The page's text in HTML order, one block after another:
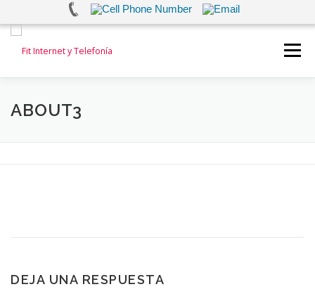
Saltar
contenido
Menú
INICIO INTERNET
ABOUT3
DEJA UNA RESPUESTA